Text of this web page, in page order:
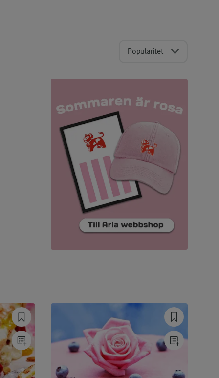
Popularitet